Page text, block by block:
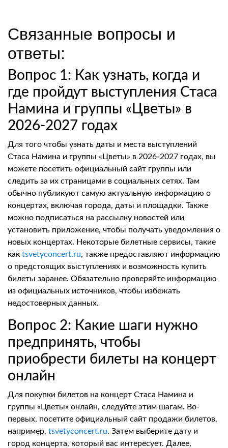
Связанные вопросы и
ответы:
Вопрос 1: Как узнать, когда и
где пройдут выступления Стаса
Намина и группы «Цветы» в
2026-2027 годах
Для того чтобы узнать даты и места выступлений
Стаса Намина и группы «Цветы» в 2026-2027 годах, вы
можете посетить официальный сайт группы или
следить за их страницами в социальных сетях. Там
обычно публикуют самую актуальную информацию о
концертах, включая города, даты и площадки. Также
можно подписаться на рассылку новостей или
установить приложение, чтобы получать уведомления о
новых концертах. Некоторые билетные сервисы, такие
как tsvetyconcert.ru, также предоставляют информацию
о предстоящих выступлениях и возможность купить
билеты заранее. Обязательно проверяйте информацию
из официальных источников, чтобы избежать
недостоверных данных.
Вопрос 2: Какие шаги нужно
предпринять, чтобы
приобрести билеты на концерт
онлайн
Для покупки билетов на концерт Стаса Намина и
группы «Цветы» онлайн, следуйте этим шагам. Во-
первых, посетите официальный сайт продажи билетов,
например, tsvetyconcert.ru. Затем выберите дату и
город концерта, который вас интересует. Далее,